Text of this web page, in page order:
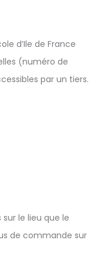
d’Ile de France
(numéro de
par un tiers.
le lieu que le
de commande sur